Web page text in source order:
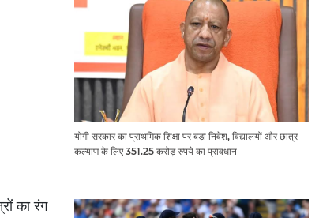
का रंग
योगी सरकार का प्राथमिक शिक्षा पर बड़ा निवेश, विद्यालयों और छात्र
कल्याण के लिए 351.25 करोड़ रुपये का प्रावधान